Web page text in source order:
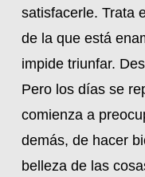
satisfacerle. Trata
de la que está
impide triunfar.
Pero los días se
comienza a
demás, de hacer
belleza de las